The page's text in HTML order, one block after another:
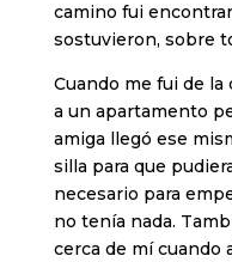
camino fui
sostuvieron, sobre
Cuando me fui de la
a un apartamento
amiga llegó ese
silla para que
necesario para
no tenía nada.
cerca de mí cuando